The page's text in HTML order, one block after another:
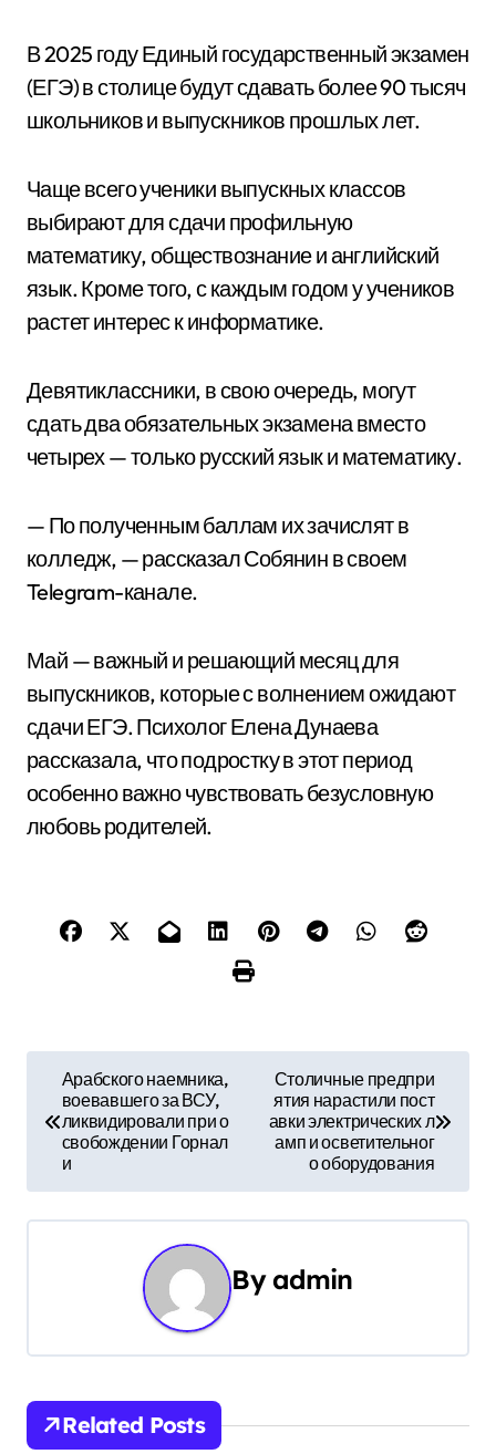
В 2025 году Единый государственный экзамен
(ЕГЭ) в столице будут сдавать более 90 тысяч
школьников и выпускников прошлых лет.
Чаще всего ученики выпускных классов
выбирают для сдачи профильную
математику, обществознание и английский
язык. Кроме того, с каждым годом у учеников
растет интерес к информатике.
Девятиклассники, в свою очередь, могут
сдать два обязательных экзамена вместо
четырех — только русский язык и математику.
— По полученным баллам их зачислят в
колледж, — рассказал Собянин в своем
Telegram-канале.
Май — важный и решающий месяц для
выпускников, которые с волнением ожидают
сдачи ЕГЭ. Психолог Елена Дунаева
рассказала, что подростку в этот период
особенно важно чувствовать безусловную
любовь родителей.
и
ц
и
я
Арабского наемника,
воевавшего за ВСУ,
ликвидировали при о
свобождении Горнал
и
Столичные предпри
ятия нарастили пост
авки электрических л
амп и осветительног
о оборудования
Byadmin
Related Posts